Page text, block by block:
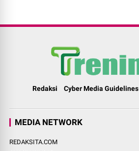
Redaksi Cyber Media Guidelines
MEDIA NETWORK
REDAKSITA.COM